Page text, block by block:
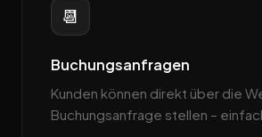
📆
Buchungsanfragen
Kunden können direkt über die
Buchungsanfrage stellen –